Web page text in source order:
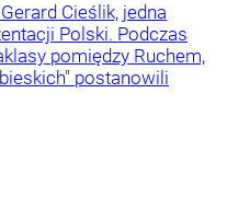
Cieślik, jedna
Polski. Podczas
pomiędzy Ruchem,
postanowili